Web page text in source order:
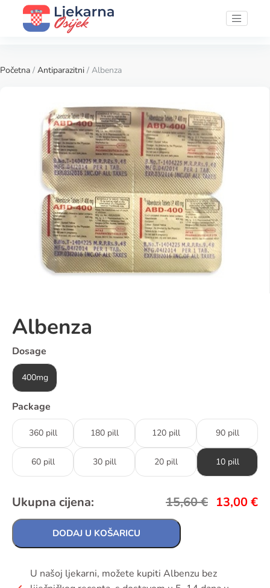
Početna / Antiparazitni / Albenza
Albenza
Dosage
400mg
Package
360 pill 180 pill 120 pill 90 pill
60 pill 30 pill 20 pill 10 pill
Ukupna cijena: 15,60€ 13,00€
DODAJ U KOŠARICU
U našoj ljekarni, možete kupiti Albenzu bez